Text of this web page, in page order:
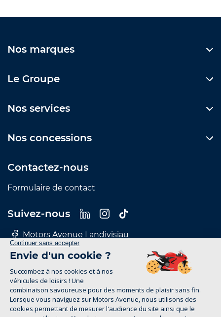
Nos marques
Le Groupe
Nos services
Nos concessions
Contactez-nous
Formulaire de contact
Suivez-nous
Motors Avenue Landivisiau
Motors Avenue Le Mans
Motors Avenue Rennes
Motors Avenue Tours